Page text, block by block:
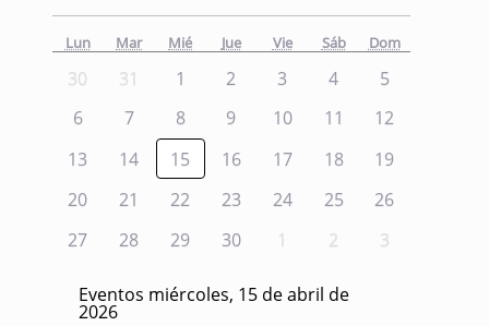
Lun Mar Mié Jue Vie Sáb Dom
30 31 1 2 3 4
5
6
7 8 9 10 11
12
13
14 15 16 17 18
19
20
21 22 23 24 25
26
27
28 29 30 1 2 3
Eventos miércoles, 15 de abril de
2026